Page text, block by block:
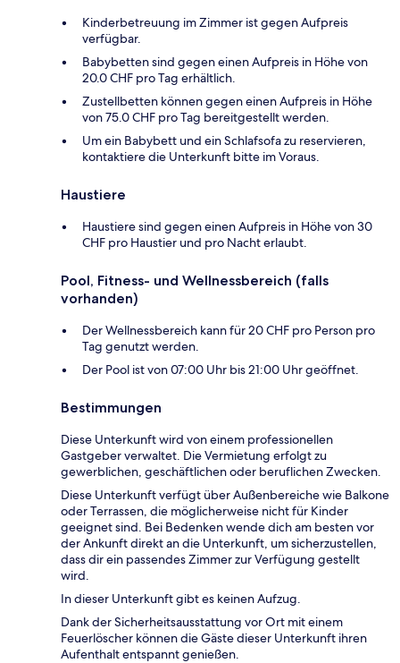
Kinderbetreuung im Zimmer ist gegen Aufpreis
verfügbar.
Babybetten sind gegen einen Aufpreis in Höhe von
20.0 CHF pro Tag erhältlich.
Zustellbetten können gegen einen Aufpreis in Höhe
von 75.0 CHF pro Tag bereitgestellt werden.
Um ein Babybett und ein Schlafsofa zu reservieren,
kontaktiere die Unterkunft bitte im Voraus.
Haustiere
Haustiere sind gegen einen Aufpreis in Höhe von 30
CHF pro Haustier und pro Nacht erlaubt.
Pool, Fitness- und Wellnessbereich (falls
vorhanden)
Der Wellnessbereich kann für 20 CHF pro Person pro
Tag genutzt werden.
Der Pool ist von 07:00 Uhr bis 21:00 Uhr geöffnet.
Bestimmungen
Diese Unterkunft wird von einem professionellen
Gastgeber verwaltet. Die Vermietung erfolgt zu
gewerblichen, geschäftlichen oder beruflichen Zwecken.
Diese Unterkunft verfügt über Außenbereiche wie Balkone
oder Terrassen, die möglicherweise nicht für Kinder
geeignet sind. Bei Bedenken wende dich am besten vor
der Ankunft direkt an die Unterkunft, um sicherzustellen,
dass dir ein passendes Zimmer zur Verfügung gestellt
wird.
In dieser Unterkunft gibt es keinen Aufzug.
Dank der Sicherheitsausstattung vor Ort mit einem
Feuerlöscher können die Gäste dieser Unterkunft ihren
Aufenthalt entspannt genießen.